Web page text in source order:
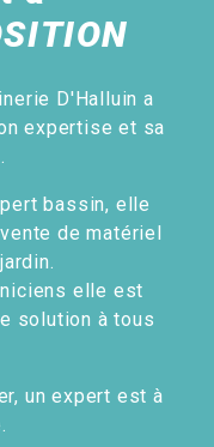
D'Halluin a
expertise et sa
bassin, elle
de matériel
elle est
solution à tous
un expert est à